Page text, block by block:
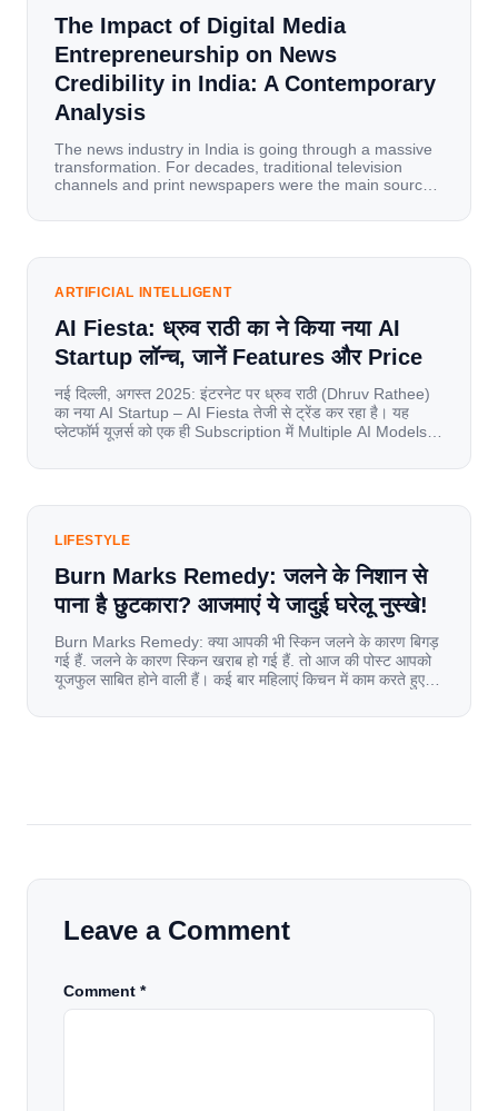
The Impact of Digital Media
Entrepreneurship on News
Credibility in India: A Contemporary
Analysis
The news industry in India is going through a massive
transformation. For decades, traditional television
channels and print newspapers were the main sources
mobile data, affordable smartphones, and high-speed
has become a mobile-first market where consumers
ARTIFICIAL INTELLIGENT
AI Fiesta: ध्रुव राठी का ने किया नया AI
Startup लॉन्च, जानें Features और Price
नई दिल्ली, अगस्त 2025: इंटरनेट पर ध्रुव राठी (Dhruv Rathee)
का नया AI Startup – AI Fiesta तेजी से ट्रेंड कर रहा है। यह
प्लेटफॉर्म यूज़र्स को एक ही Subscription में Multiple AI Models
यूज़र्स का जबरदस्त रिस्पॉन्स लॉन्च के तुरंत […]
LIFESTYLE
Burn Marks Remedy: जलने के निशान से
पाना है छुटकारा? आजमाएं ये जादुई घरेलू नुस्खे!
Burn Marks Remedy: क्या आपकी भी स्किन जलने के कारण बिगड़
गई हैं. जलने के कारण स्किन खराब हो गई हैं. तो आज की पोस्ट आपको
यूजफुल साबित होने वाली हैं। कई बार महिलाएं किचन में काम करते हुए
[…]
Leave a Comment
Comment *